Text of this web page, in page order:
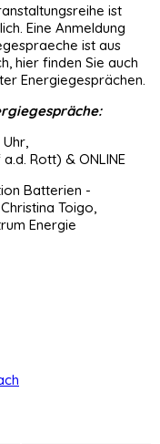
ist
Eine Anmeldung
ist aus
hier finden Sie auch
Energiegesprächen.
Rott) & ONLINE
Batterien -
Toigo,
Energie